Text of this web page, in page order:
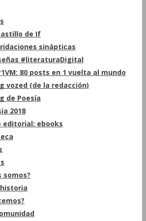
de If
sinápticas
#literaturaDigital
80 posts en 1 vuelta al mundo
vozed (de la redacción)
de Poesía
2018
editorial: ebooks
somos?